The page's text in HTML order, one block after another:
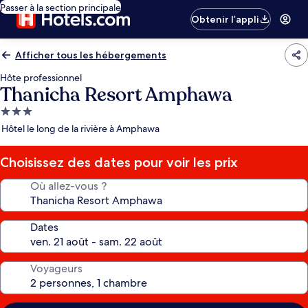
Passer à la section principale
Obtenir l’appli
Afficher tous les hébergements
Hôte professionnel
Thanicha Resort Amphawa
Hébergement
3.0 étoiles
Hôtel le long de la rivière à Amphawa
Choisissez des dates pour voir les prix
Où allez-vous ?
Dates
Voyageurs